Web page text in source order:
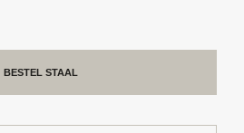
BESTEL STAAL